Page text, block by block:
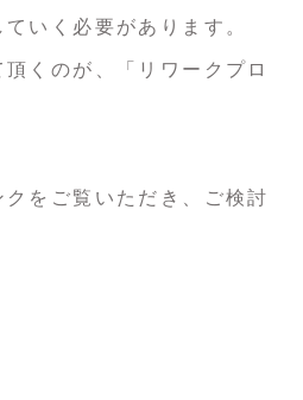
いく必要があります。
くのが、「リワークプロ
をご覧いただき、ご検討